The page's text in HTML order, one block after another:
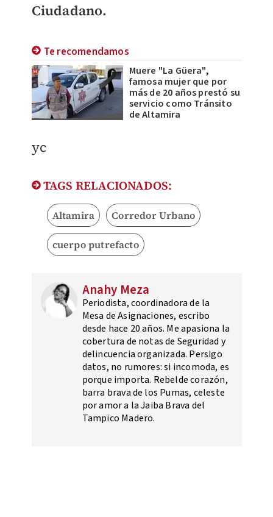
Ciudadano.
Te recomendamos
Muere "La Güera",
famosa mujer que por
más de 20 años prestó su
servicio como Tránsito
de Altamira
yc
TAGS RELACIONADOS:
Altamira Corredor Urbano
cuerpo putrefacto
Anahy Meza
Periodista, coordinadora de la
Mesa de Asignaciones, escribo
desde hace 20 años. Me apasiona la
cobertura de notas de Seguridad y
delincuencia organizada. Persigo
datos, no rumores: si incomoda, es
porque importa. Rebelde corazón,
barra brava de los Pumas, celeste
por amor a la Jaiba Brava del
Tampico Madero.